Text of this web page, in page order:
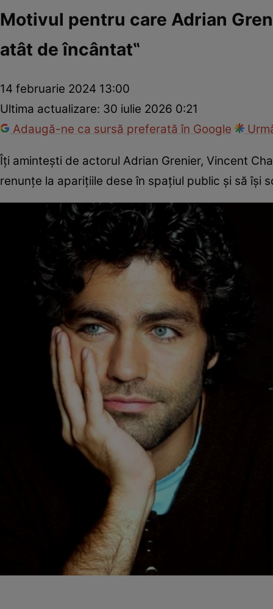
Motivul pentru care Adrian
atât de încântat‟
14 februarie 2024 13:00
Ultima actualizare: 30 iulie 2026 0:21
Adaugă-ne ca sursă preferată în Google
Îți amintești de actorul Adrian Grenier, Vincent
renunțe la aparițiile dese în spațiul public și să